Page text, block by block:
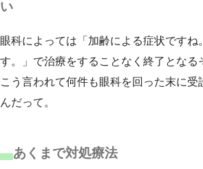
い
眼科によっては「加齢による症状ですね
す。」で治療をすることなく終了となる
こう言われて何件も眼科を回った末に受
んだって。
あくまで対処療法